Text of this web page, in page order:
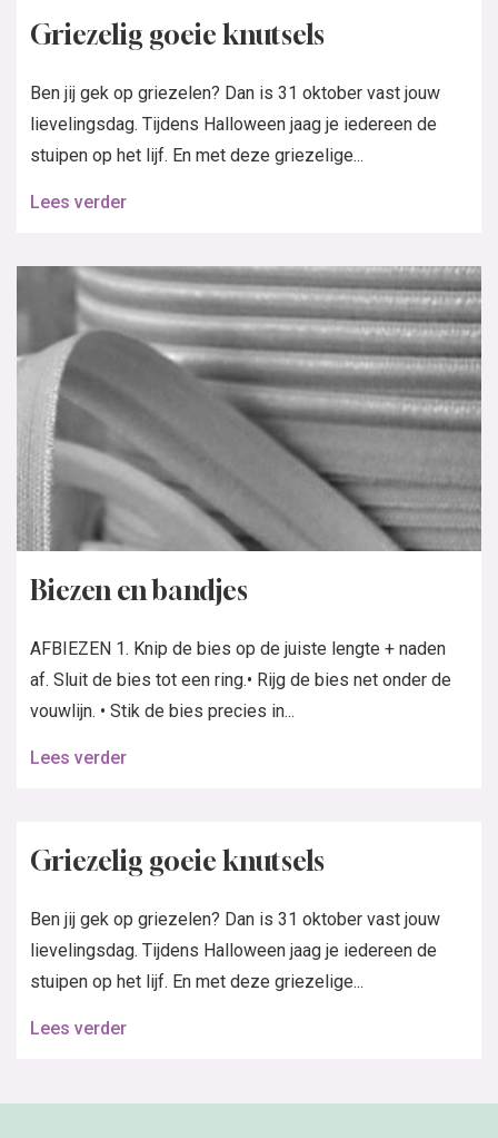
Griezelig goeie knutsels
Ben jij gek op griezelen? Dan is 31 oktober vast jouw
lievelingsdag. Tijdens Halloween jaag je iedereen de
stuipen op het lijf. En met deze griezelige...
Lees verder
Biezen en bandjes
AFBIEZEN 1. Knip de bies op de juiste lengte + naden
af. Sluit de bies tot een ring.• Rijg de bies net onder de
vouwlijn. • Stik de bies precies in...
Lees verder
Griezelig goeie knutsels
Ben jij gek op griezelen? Dan is 31 oktober vast jouw
lievelingsdag. Tijdens Halloween jaag je iedereen de
stuipen op het lijf. En met deze griezelige...
Lees verder